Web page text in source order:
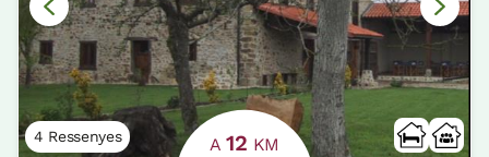
4 Ressenyes A12 KM